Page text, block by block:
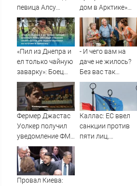
певица Алсу
приехала в
татарскую
деревню, где
прошло ее
07/08/2026 –
дом в Арктике»
подали в суд
«Пил из Днепра и
ел только чайную
заварку»: Боец
СВО ради
спасения своей
группы две
недели выживал
на острове в
- И чего вам на
даче не жилось?
Без вас так
спокойно было, -
огрызается
невестка
Фермер Джастас
Уолкер получил
уведомление ФМС
о депортации из
России
Каллас: ЕС ввел
санкции против
пяти лиц,
Провал Киева: